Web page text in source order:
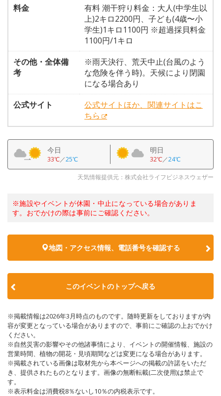
料金
有料 潮干狩り料金：大人(中学生以
上)2キロ2200円、子ども(4歳〜小
学生)1キロ1100円 ※超過採貝料金
1100円/1キロ
その他・全体備
考
※雨天決行、荒天中止(台風のよう
な危険を伴う時)。天候により閉園
になる場合あり
公式サイト
公式サイトほか、関連サイトはこ
ちら
今日
33℃／25℃
明日
32℃／24℃
天気情報提供元：株式会社ライフビジネスウェザー
※施設やイベントが休園・中止になっている場合がありま
す。おでかけの際は事前にご確認ください。
地図・アクセス情報、電話番号を確認する
このイベントのトップへ戻る
※掲載情報は2026年3月時点のものです。随時更新をしておりますが内
容が変更となっている場合がありますので、事前にご確認の上おでかけ
ください。
※自然災害の影響やその他諸事情により、イベントの開催情報、施設の
営業時間、植物の開花・見頃期間などは変更になる場合があります。
※掲載されている画像は取材先から本ページへの掲載の許諾をいただ
き、提供されたものとなります。画像の無断転載(二次使用)は禁止で
す。
※表示料金は消費税8％ないし10％の内税表示です。